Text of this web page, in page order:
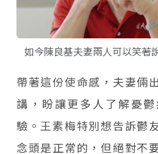
如今陳良基夫妻兩人可以笑著
帶著這份使命感，夫妻倆
講，盼讓更多人了解憂
驗。王素梅特別想告訴鬱
念頭是正常的，但絕對不